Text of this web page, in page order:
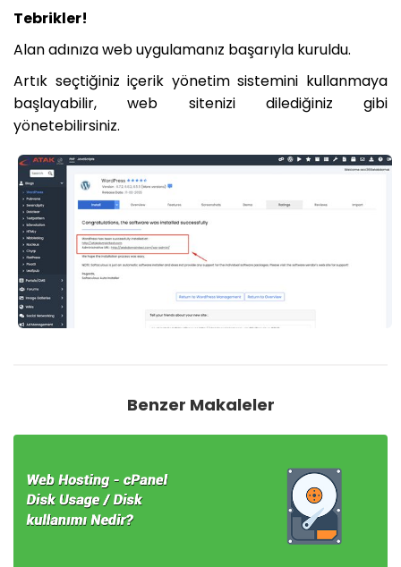
Tebrikler!
Alan adınıza web uygulamanız başarıyla kuruldu.
Artık seçtiğiniz içerik yönetim sistemini kullanmaya
başlayabilir, web sitenizi dilediğiniz gibi
yönetebilirsiniz.
Benzer Makaleler